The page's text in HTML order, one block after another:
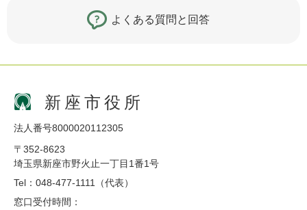
よくある質問と回答
新座市役所
法人番号8000020112305
〒352-8623
埼玉県新座市野火止一丁目1番1号
Tel：048-477-1111（代表）
窓口受付時間：